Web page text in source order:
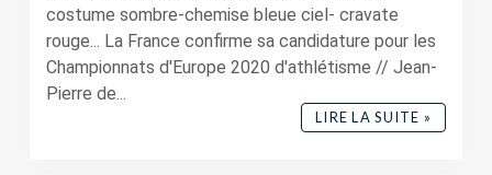
costume sombre-chemise bleue ciel- cravate
rouge... La France confirme sa candidature pour les
Championnats d'Europe 2020 d'athlétisme // Jean-
Pierre de...
LIRE LA SUITE »